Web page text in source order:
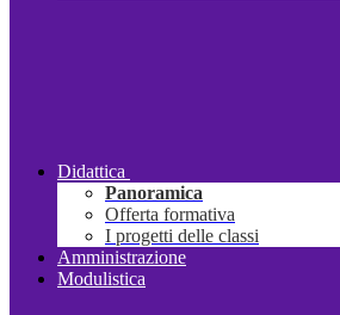
Didattica
Panoramica
Offerta formativa
I progetti delle classi
Amministrazione
Modulistica